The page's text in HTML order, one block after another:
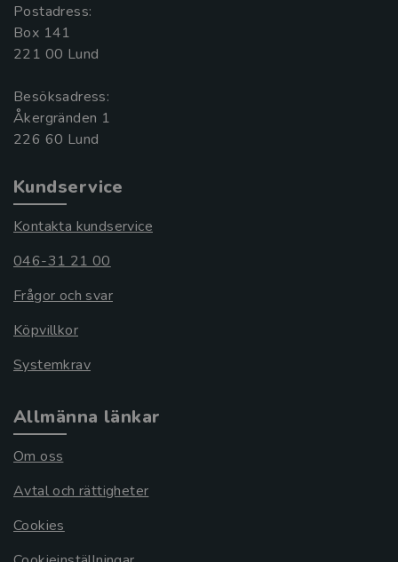
Postadress:
Box 141
221 00 Lund
Besöksadress:
Åkergränden 1
Kundservice
Kontakta kundservice
046-31 21 00
Frågor och svar
Köpvillkor
Systemkrav
Allmänna länkar
Om oss
Avtal och rättigheter
Cookies